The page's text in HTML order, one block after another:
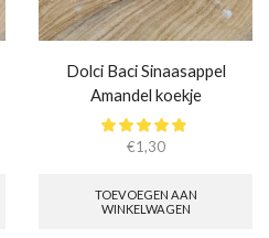
Dolci Baci Sinaasappel
Amandel koekje
€1,30
TOEVOEGEN AAN
WINKELWAGEN